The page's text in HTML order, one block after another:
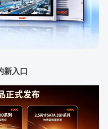
新入口